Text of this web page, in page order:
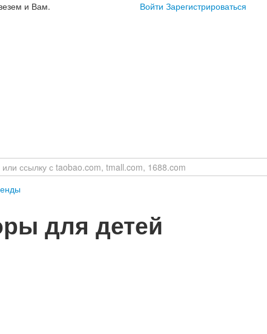
и Вам. Войти Зарегистрироваться
для детей